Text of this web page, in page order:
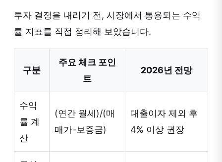
투자 결정을 내리기 전, 시장에서 통용되는 수익
률 지표를 직접 정리해 보았습니다.
구분
주요 체크 포인
트
2026년 전망
수익
률 계
산
(연간 월세)/(매
매가-보증금)
대출이자 제외 후
4% 이상 권장